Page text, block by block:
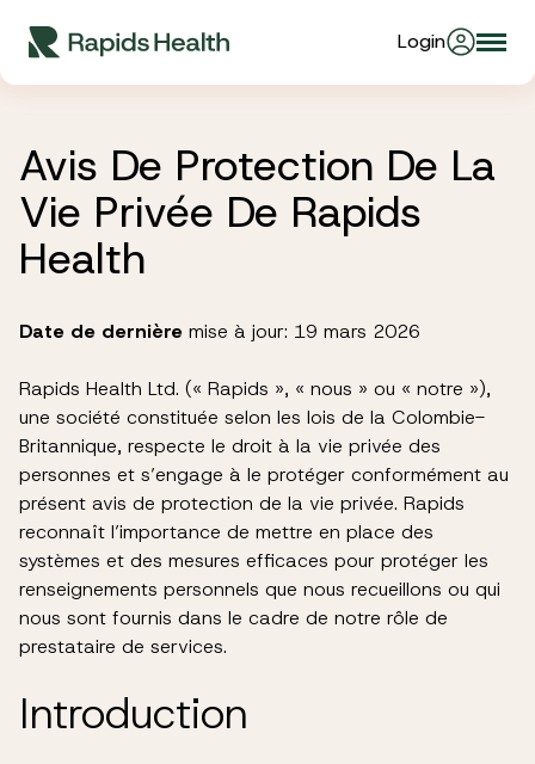
content
Login
Partners
Stories
Resources
Products
Avis De Protection De La
Vie Privée De Rapids
Health
Date de dernièremise à jour: 19 mars 2026
Rapids Health Ltd. (« Rapids », « nous » ou « notre »),
une société constituée selon les lois de la Colombie-
Britannique, respecte le droit à la vie privée des
personnes et s’engage à le protéger conformément au
présent avis de protection de la vie privée. Rapids
reconnaît l’importance de mettre en place des
systèmes et des mesures efficaces pour protéger les
renseignements personnels que nous recueillons ou qui
nous sont fournis dans le cadre de notre rôle de
prestataire de services.
Introduction